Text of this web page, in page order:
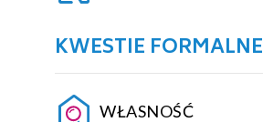
KWESTIE FORMALNE
WŁASNOŚĆ